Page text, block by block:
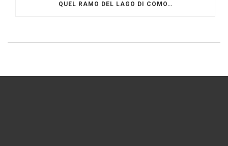
QUEL RAMO DEL LAGO DI COMO…